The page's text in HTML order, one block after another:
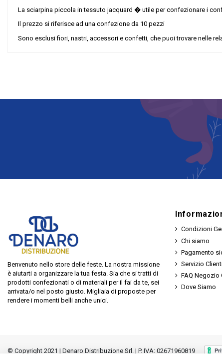
La sciarpina piccola in tessuto jacquard � utile per confezionare i
Il prezzo si riferisce ad una confezione da 10 pezzi
Sono esclusi fiori, nastri, accessori e confetti, che puoi trovare nelle
Categoria Prodotto
Benvenuto nello store delle feste. La nostra missione
è aiutarti a organizzare la tua festa. Sia che si tratti di
prodotti confezionati o di materiali per il fai da te, sei
arrivata/o nel posto giusto. Migliaia di proposte per
rendere i momenti belli anche unici.
Condizioni
Chi siamo
Pagamento
Servizio
FAQ Negozio
Dove Siamo
© Copyright 2021 | Denaro Distribuzione Srl. | P. IVA: 02671960819